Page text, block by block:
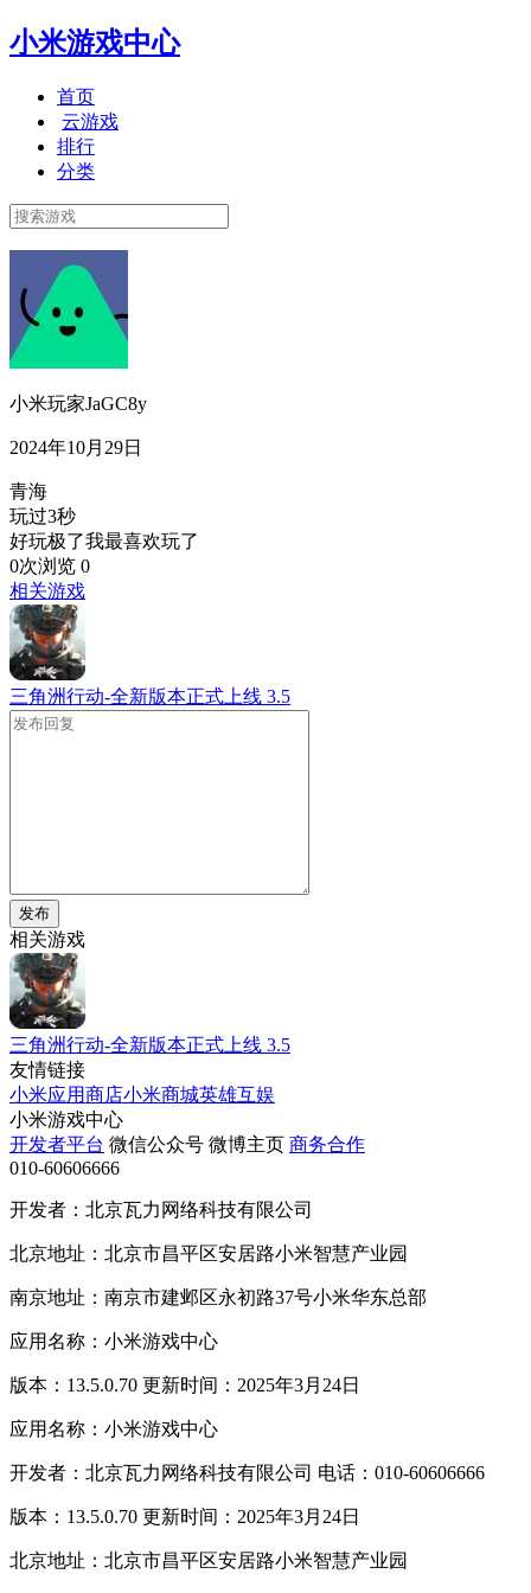
小米游戏中心
首页
云游戏
排行
分类
小米玩家JaGC8y
2024年10月29日
青海
玩过3秒
好玩极了我最喜欢玩了
0次浏览 0
相关游戏
三角洲行动-全新版本正式上线 3.5
发布
相关游戏
三角洲行动-全新版本正式上线 3.5
友情链接
小米应用商店小米商城英雄互娱
小米游戏中心
开发者平台 微信公众号 微博主页 商务合作
010-60606666
开发者：北京瓦力网络科技有限公司
北京地址：北京市昌平区安居路小米智慧产业园
南京地址：南京市建邺区永初路37号小米华东总部
应用名称：小米游戏中心
版本：13.5.0.70 更新时间：2025年3月24日
应用名称：小米游戏中心
开发者：北京瓦力网络科技有限公司 电话：010-60606666
版本：13.5.0.70 更新时间：2025年3月24日
北京地址：北京市昌平区安居路小米智慧产业园